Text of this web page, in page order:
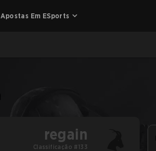
Apostas Em ESports
regain
Classificação #133